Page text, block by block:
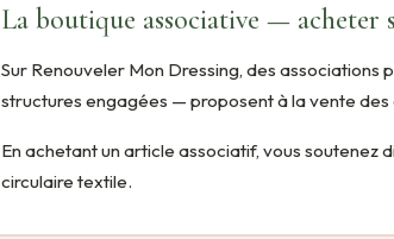
La boutique associative — acheter
Sur Renouveler Mon Dressing, des associations
structures engagées — proposent à la vente
En achetant un article associatif, vous
circulaire textile.